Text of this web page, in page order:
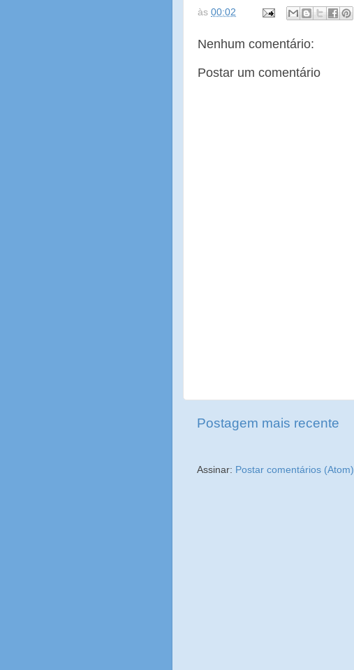
às 00:02
Nenhum comentário:
Postar um comentário
Postagem mais recente
Assinar: Postar comentários (Atom)